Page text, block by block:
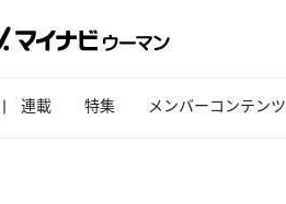
連載 特集 メンバーコンテンツ